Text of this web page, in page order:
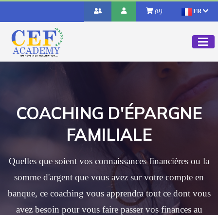
(0) FR
COACHING D'ÉPARGNE
FAMILIALE
Quelles que soient vos connaissances financières ou la
somme d'argent que vous avez sur votre compte en
banque, ce coaching vous apprendra tout ce dont vous
avez besoin pour vous faire passer vos finances au